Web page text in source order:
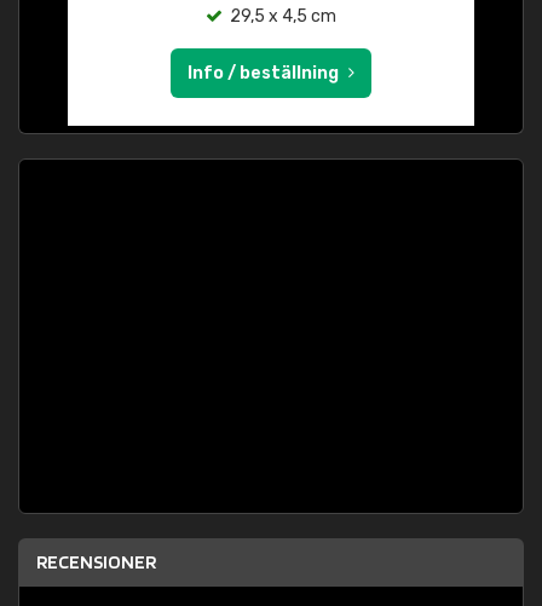
29,5 x 4,5 cm
Info / beställning
RECENSIONER